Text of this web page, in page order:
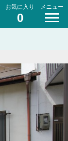
お気に入り
0
メニュー